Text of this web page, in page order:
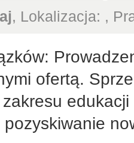
, Lokalizacja: ,
ofertą.
pozyskiwanie